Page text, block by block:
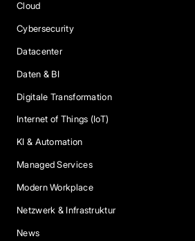
Cloud
Cybersecurity
Datacenter
Daten & BI
Digitale Transformation
Internet of Things (IoT)
KI & Automation
Managed Services
Modern Workplace
Netzwerk & Infrastruktur
News